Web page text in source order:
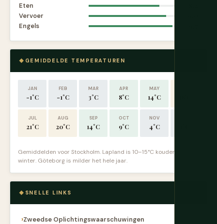
Eten
Vervoer
Engels
GEMIDDELDE TEMPERATUREN
JAN
-1°C
FEB
-1°C
MAR
3°C
APR
8°C
MAY
14°C
JUL
21°C
AUG
20°C
SEP
14°C
OCT
9°C
NOV
4°C
Gemiddelden voor Stockholm. Lapland is 10–15°C kouder in de
winter. Göteborg is milder het hele jaar.
SNELLE LINKS
Zweedse Oplichtingswaarschuwingen